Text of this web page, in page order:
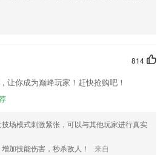
814
让你成为巅峰玩家！赶快抢购吧！
技场模式刺激紧张，可以与其他玩家进行真实
增加技能伤害，秒杀敌人！
来自